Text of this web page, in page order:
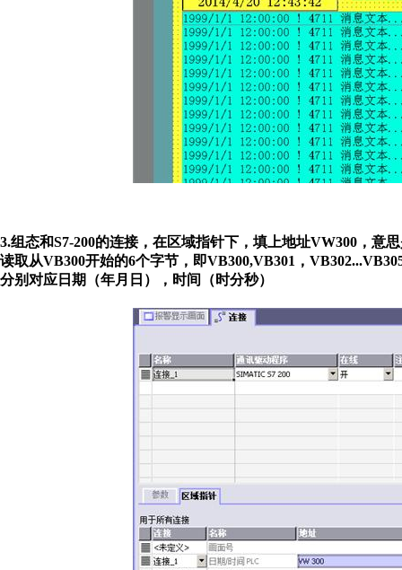
3.组态和S7-200的连接，在区域指针下，填上地址VW300，意
读取从VB300开始的6个字节，即VB300,VB301，
分别对应日期（年月日），时间（时分秒）